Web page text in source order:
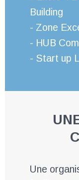
Building
- Zone
- HUB
- Start up
Une